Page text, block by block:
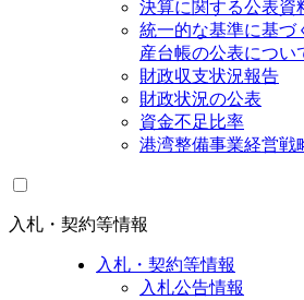
決算に関する公表資
統一的な基準に基づ
産台帳の公表につい
財政収支状況報告
財政状況の公表
資金不足比率
港湾整備事業経営戦
入札・契約等情報
入札・契約等情報
入札公告情報